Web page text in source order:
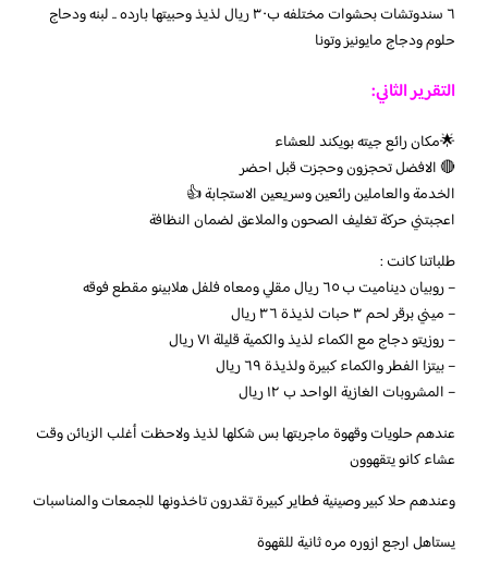
٦ سندوتشات بحشوات مختلفه ب٣٠ ريال لذيذ وحبيتها بارده .. لبنه ودحاج
حلوم ودجاج مايونيز وتونا
التقرير الثاني:
🌟مكان رائع جيته بويكند للعشاء
🔴 الافضل تحجزون وحجزت قبل احضر
الخدمة والعاملين رائعين وسريعين الاستجابة 👍
اعجبتني حركة تغليف الصحون والملاعق لضمان النظافة
طلباتنا كانت :
– روبيان ديناميت ب ٦٥ ريال مقلي ومعاه فلفل هلابينو مقطع فوقه
– ميني برقر لحم ٣ حبات لذيذة ٣٦ ريال
– روزيتو دجاج مع الكماء لذيذ والكمية قليلة ٧١ ريال
– بيتزا الفطر والكماء كبيرة ولذيذة ٦٩ ريال
– المشروبات الغازية الواحد ب ١٢ ريال
عندهم حلويات وقهوة ماجربتها بس شكلها لذيذ ولاحظت أغلب الزبائن وقت
عشاء كانو يتقهوون
وعندهم حلا كبير وصينية فطاير كبيرة تقدرون تاخذونها للجمعات والمناسبات
يستاهل ارجع ازوره مره ثانية للقهوة